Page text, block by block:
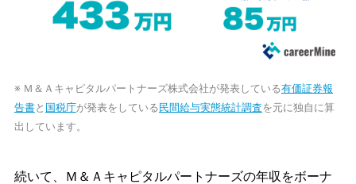
※ Ｍ＆Ａキャピタルパートナーズ株式会社が発表している有価証券報
告書と 国税庁が発表をしている 民間給与実態統計調査を元に独自に算
出しています。
続いて、Ｍ＆Ａキャピタルパートナーズの年収をボーナ